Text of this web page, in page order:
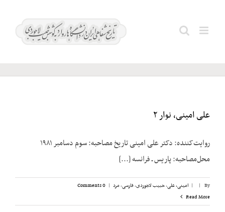
پیرنیا؛
علی امینی، نوار ۲
روایت‌کننده: دکتر علی امینی تاریخ مصاحبه: سوم دسامبر ۱۹۸۱
محل‌مصاحبه: پاریس ـ فرانسه [...]
By
|
| امینی، علی,حبیب لاجوردی,فارسی,مرد |
0 Comments
Read More